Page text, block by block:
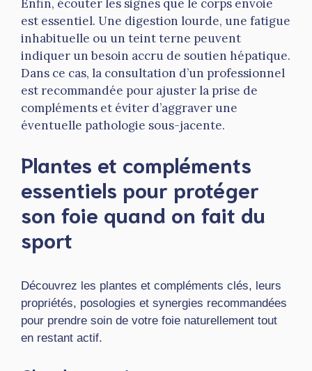
Enfin, écouter les signes que le corps envoie
est essentiel. Une digestion lourde, une fatigue
inhabituelle ou un teint terne peuvent
indiquer un besoin accru de soutien hépatique.
Dans ce cas, la consultation d’un professionnel
est recommandée pour ajuster la prise de
compléments et éviter d’aggraver une
éventuelle pathologie sous-jacente.
Plantes et compléments
essentiels pour protéger
son foie quand on fait du
sport
Découvrez les plantes et compléments clés, leurs
propriétés, posologies et synergies recommandées
pour prendre soin de votre foie naturellement tout
en restant actif.